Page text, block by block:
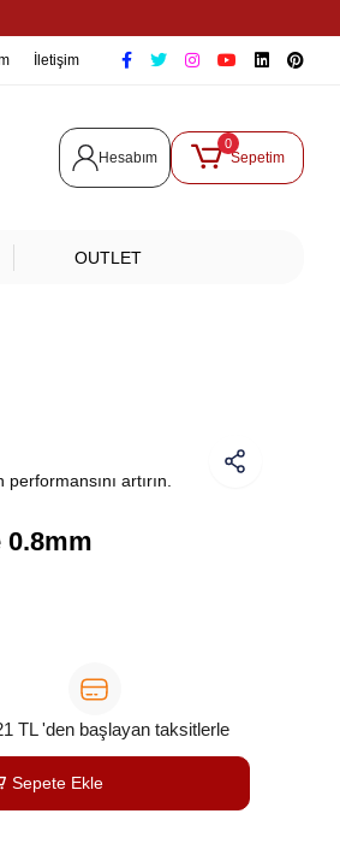
İletişim
Hesabım
0
Sepetim
OUTLET
artırın.
0.8mm
TL 'den başlayan taksitlerle
Sepete Ekle